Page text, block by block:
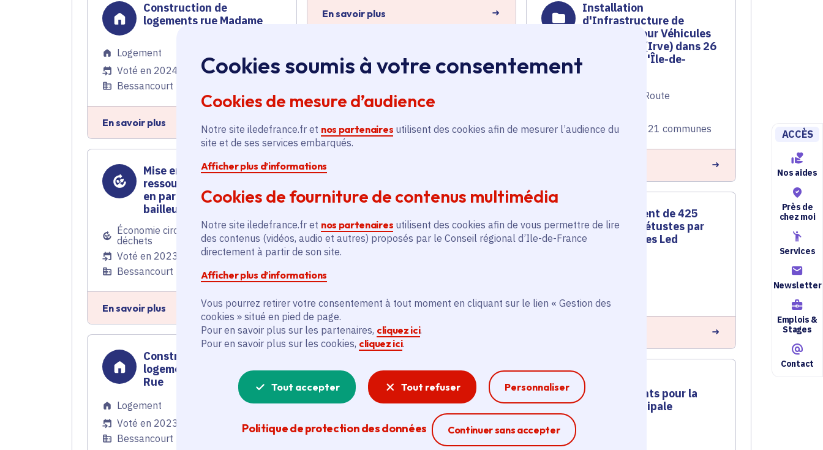
Cookies soumis à votre consentement
Cookies de mesure d’audience
Notre site iledefrance.fr et nos partenaires utilisent des cookies afin de mesurer l’audience du
site et de ses services embarqués.
Afficher plus d’informations
Cookies de fourniture de contenus multimédia
Notre site iledefrance.fr et nos partenaires utilisent des cookies afin de vous permettre de lire
des contenus (vidéos, audio et autres) proposés par le Conseil régional d’Ile-de-France
directement à partir de son site.
Afficher plus d’informations
Vous pourrez retirer votre consentement à tout moment en cliquant sur le lien « Gestion des
cookies » situé en pied de page.
Pour en savoir plus sur les partenaires, cliquez ici.
Pour en savoir plus sur les cookies, cliquez ici.
Tout accepter Tout refuser Personnaliser
Politique de protection des données Continuer sans accepter
Ferme la modale
ACCÈS
Nos aides
Près de
chez moi
Services
Newsletter
Emplois &
Stages
Contact
En savoir plus
Construction de
logements rue Madame
Logement
Voté en 2024
Bessancourt (95)
En savoir plus
Réqualification des
espaces publics du
Aménagement du territoire
Voté en 2023
Bessancourt (95)
Installation
d'Infrastructure de
Recharge pour Véhicules
Electriques (Irve) dans 26
communes d'Île-de-
Route
Bessancourt (95) et 21 communes
Mise en place de
ressourceries éphémères
en partenariat avec les
bailleurs sociaux
Économie circulaire et gestion des
déchets
Voté en 2023
Bessancourt (95) et 8 communes
En savoir plus
Construction de
logements dans la Grande
Voté en 2023
En savoir plus
Remplacement de 425
luminaires vétustes par
des luminaires Led
Bessancourt (95)
Construction de
logements dans la Grande
Rue
Logement
Voté en 2023
Bessancourt (95), Taverny (95)
Développement d'un
l'environnement pour le
public
Acquisition
d’équipements pour la
Police Municipale
Sécurité